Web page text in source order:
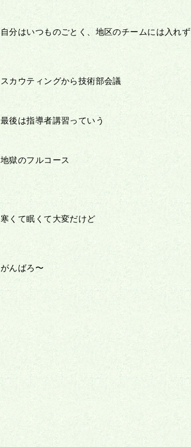
自分はいつものごとく、地区のチームには入れず
スカウティングから技術部会議
最後は指導者講習っていう
地獄のフルコース
寒くて眠くて大変だけど
がんばろ〜